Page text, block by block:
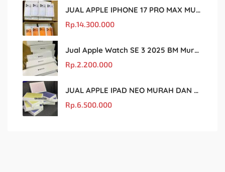
JUAL APPLE IPHONE 17 PRO MAX MURAH DAN ORIGINAL
Rp.14.300.000
Jual Apple Watch SE 3 2025 BM Murah Dan original
Rp.2.200.000
JUAL APPLE IPAD NEO MURAH DAN ORIGINAL
Rp.6.500.000